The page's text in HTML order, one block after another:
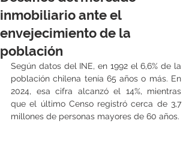
inmobiliario ante el
envejecimiento de la
población
Según datos del INE, en 1992 el 6,6% de la
población chilena tenía 65 años o más. En
2024, esa cifra alcanzó el 14%, mientras
que el último Censo registró cerca de 3,7
millones de personas mayores de 60 años.